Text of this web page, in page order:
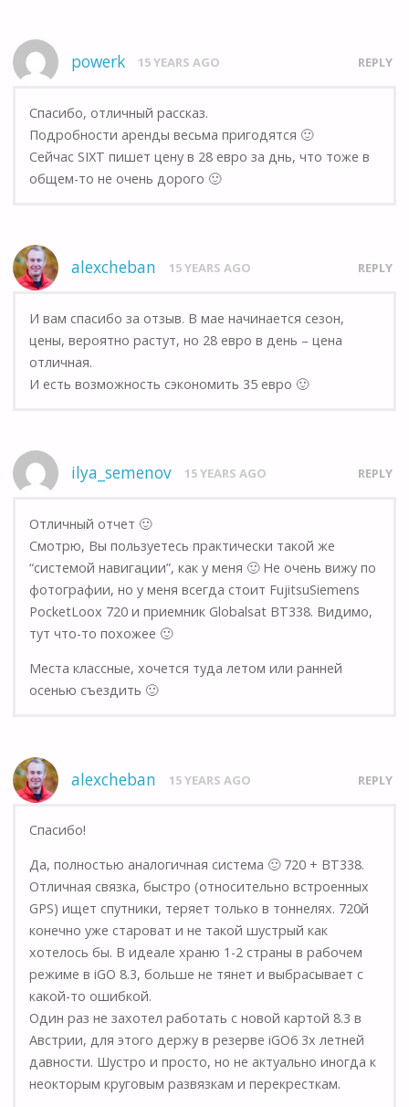
powerk 15 YEARS AGO REPLY
Спасибо, отличный рассказ.
Подробности аренды весьма пригодятся 🙂
Сейчас SIXT пишет цену в 28 евро за днь, что тоже в
общем-то не очень дорого 🙂
alexcheban 15 YEARS AGO REPLY
И вам спасибо за отзыв. В мае начинается сезон,
цены, вероятно растут, но 28 евро в день – цена
отличная.
И есть возможность сэкономить 35 евро 🙂
ilya_semenov 15 YEARS AGO REPLY
Отличный отчет 🙂
Смотрю, Вы пользуетесь практически такой же
“системой навигации”, как у меня 🙂 Не очень вижу по
фотографии, но у меня всегда стоит FujitsuSiemens
PocketLoox 720 и приемник Globalsat BT338. Видимо,
тут что-то похожее 🙂
Места классные, хочется туда летом или ранней
осенью съездить 🙂
alexcheban 15 YEARS AGO REPLY
Спасибо!
Да, полностью аналогичная система 🙂 720 + BT338.
Отличная связка, быстро (относительно встроенных
GPS) ищет спутники, теряет только в тоннелях. 720й
конечно уже староват и не такой шустрый как
хотелось бы. В идеале храню 1-2 страны в рабочем
режиме в iGO 8.3, больше не тянет и выбрасывает с
какой-то ошибкой.
Один раз не захотел работать с новой картой 8.3 в
Австрии, для этого держу в резерве iGO6 3х летней
давности. Шустро и просто, но не актуально иногда к
неокторым круговым развязкам и перекресткам.